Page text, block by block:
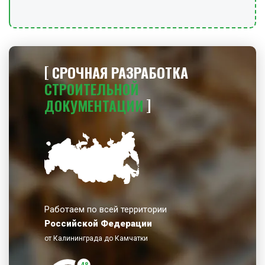
СРОЧНАЯ РАЗРАБОТКА
СТРОИТЕЛЬНОЙ
ДОКУМЕНТАЦИИ
Работаем по всей территории
Российской Федерации
от Калининграда до Камчатки